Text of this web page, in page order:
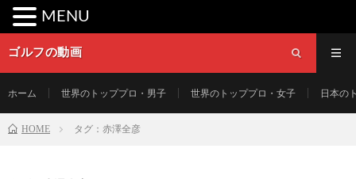
ゴルフの動画
ホーム 世界のトッププロ・男子 世界のトッププロ・女子 日本の
HOME タグ：赤澤全彦
MENU